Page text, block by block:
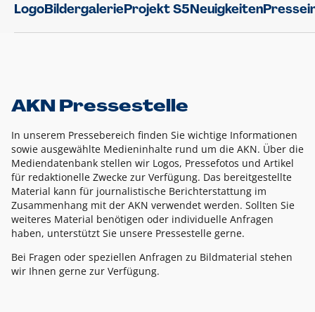
LogoBildergalerieProjekt S5Neuigkeiten
AKN Pressestelle
In unserem Pressebereich finden Sie wichtige Informationen
sowie ausgewählte Medieninhalte rund um die AKN. Über die
Mediendatenbank stellen wir Logos, Pressefotos und Artikel
für redaktionelle Zwecke zur Verfügung. Das bereitgestellte
Material kann für journalistische Berichterstattung im
Zusammenhang mit der AKN verwendet werden. Sollten Sie
weiteres Material benötigen oder individuelle Anfragen
haben, unterstützt Sie unsere Pressestelle gerne.
Bei Fragen oder speziellen Anfragen zu Bildmaterial stehen
wir Ihnen gerne zur Verfügung.